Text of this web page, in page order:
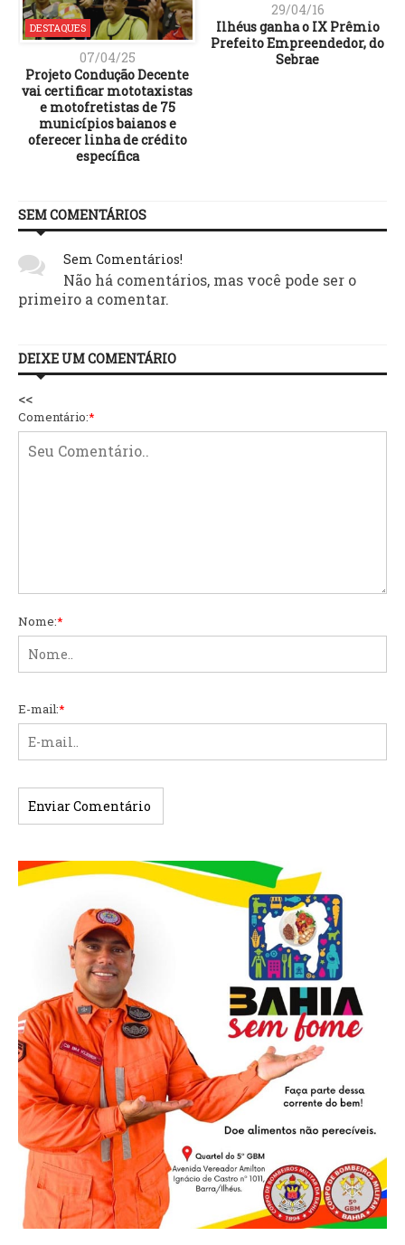
DESTAQUES
07/04/25
Projeto Condução Decente
vai certificar mototaxistas
e motofretistas de 75
municípios baianos e
oferecer linha de crédito
específica
29/04/16
Ilhéus ganha o IX Prêmio
Prefeito Empreendedor, do
Sebrae
SEM COMENTÁRIOS
Sem Comentários!
Não há comentários, mas você pode ser o
primeiro a comentar.
DEIXE UM COMENTÁRIO
<<
Comentário:*
Nome:*
E-mail:*